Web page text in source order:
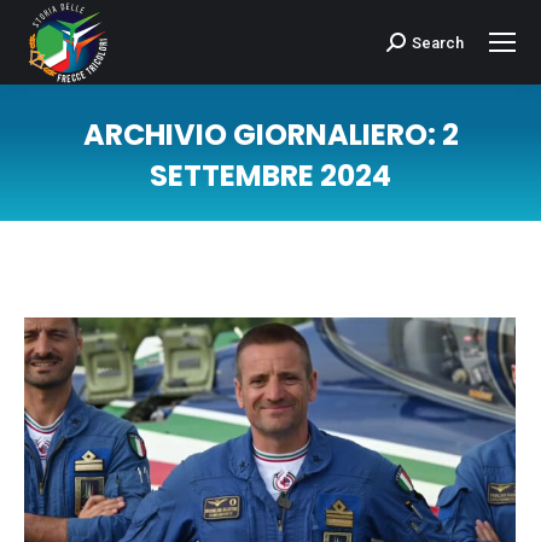
Cerca:Search
ARCHIVIO GIORNALIERO: 2
SETTEMBRE 2024